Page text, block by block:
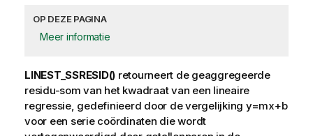
OP DEZE PAGINA
Meer informatie
LINEST_SSRESID() retourneert de geaggregeerde
residu-som van het kwadraat van een lineaire
regressie, gedefinieerd door de vergelijking y=mx+b
voor een serie coördinaten die wordt